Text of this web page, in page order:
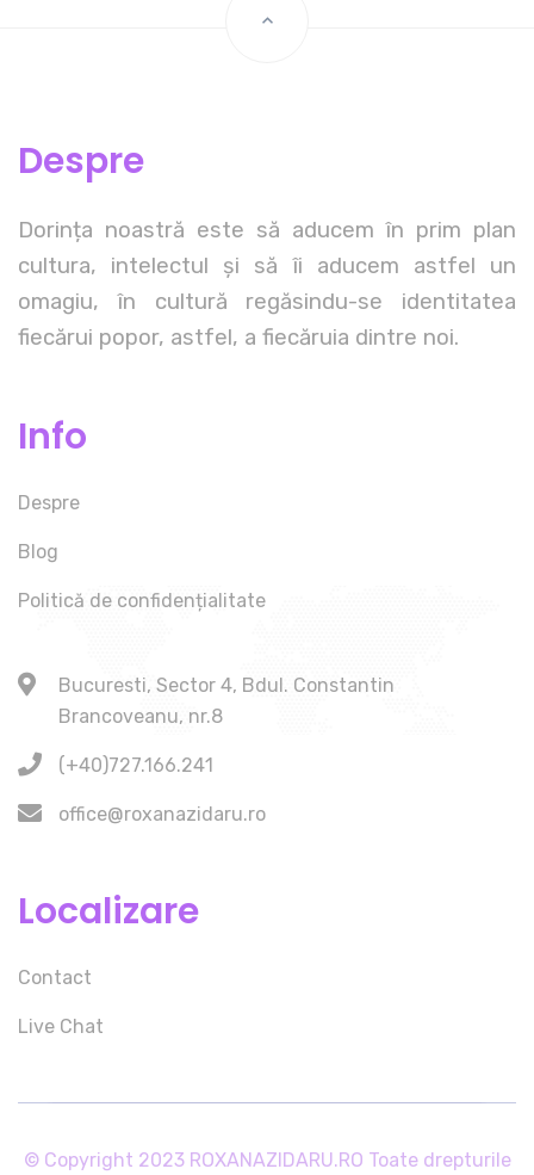
Despre
Dorința noastră este să aducem în prim plan
cultura, intelectul și să îi aducem astfel un
omagiu, în cultură regăsindu-se identitatea
fiecărui popor, astfel, a fiecăruia dintre noi.
Info
Despre
Blog
Politică de confidențialitate
Bucuresti, Sector 4, Bdul. Constantin
Brancoveanu, nr.8
(+40)727.166.241
office@roxanazidaru.ro
Localizare
Contact
Live Chat
© Copyright 2023 ROXANAZIDARU.RO Toate drepturile